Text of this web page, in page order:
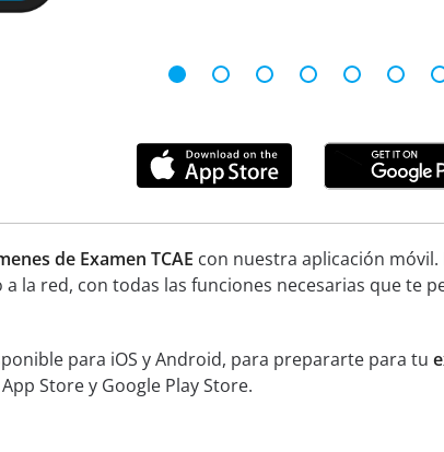
de Examen TCAE con nuestra aplicación
a la red, con todas las funciones necesarias que
para iOS y Android, para prepararte para tu
Store y Google Play Store.